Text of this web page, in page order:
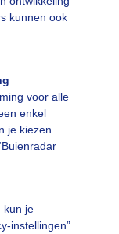
kunnen ook
voor alle
enkel
je kiezen
kun je
instellingen”